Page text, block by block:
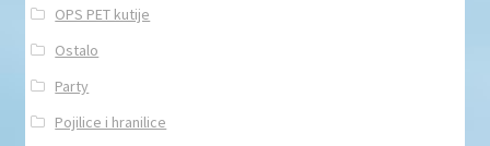
OPS PET kutije
Ostalo
Party
Pojilice i hranilice